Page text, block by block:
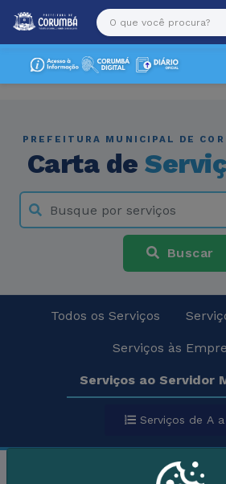
PREFEITURA MUNICIPAL DE
Carta de
Buscar
Todos os Serviços
Serviços às
Serviços ao Servidor
Serviços de A